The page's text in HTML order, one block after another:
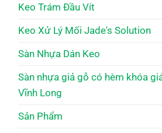
Keo Trám Đầu Vít
Keo Xử Lý Mối Jade's Solution
Sàn Nhựa Dán Keo
Sàn nhựa giả gỗ có hèm khóa
Vĩnh Long
Sản Phẩm